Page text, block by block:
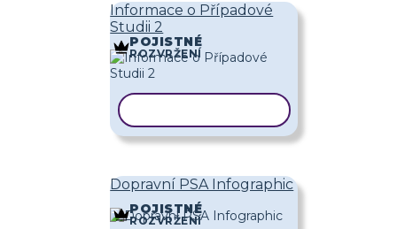
Informace o Případové
Studii 2
POJISTNÉ
ROZVRŽENÍ
Dopravní PSA Infographic
POJISTNÉ
ROZVRŽENÍ